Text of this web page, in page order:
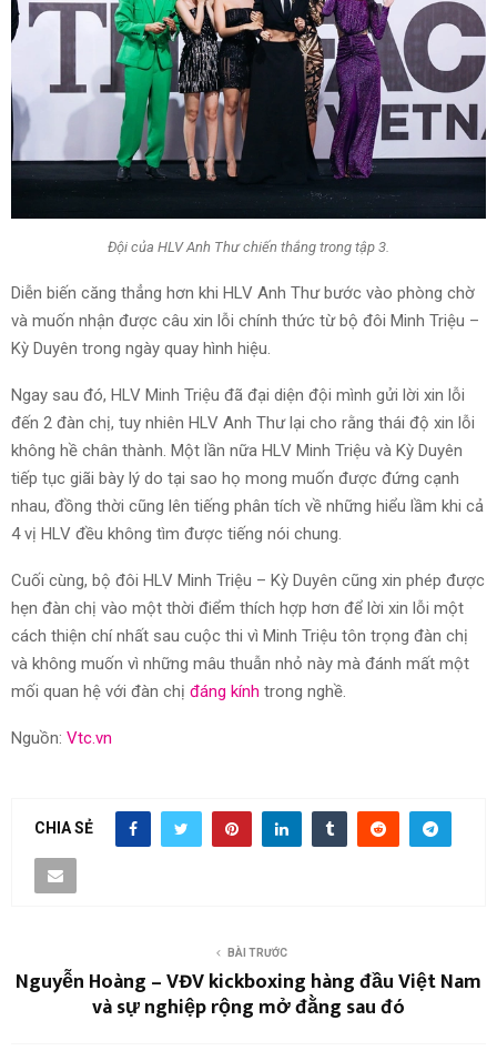
Đội của HLV Anh Thư chiến thắng trong tập 3.
Diễn biến căng thẳng hơn khi HLV Anh Thư bước vào phòng chờ
và muốn nhận được câu xin lỗi chính thức từ bộ đôi Minh Triệu –
Kỳ Duyên trong ngày quay hình hiệu.
Ngay sau đó, HLV Minh Triệu đã đại diện đội mình gửi lời xin lỗi
đến 2 đàn chị, tuy nhiên HLV Anh Thư lại cho rằng thái độ xin lỗi
không hề chân thành. Một lần nữa HLV Minh Triệu và Kỳ Duyên
tiếp tục giãi bày lý do tại sao họ mong muốn được đứng cạnh
nhau, đồng thời cũng lên tiếng phân tích về những hiểu lầm khi cả
4 vị HLV đều không tìm được tiếng nói chung.
Cuối cùng, bộ đôi HLV Minh Triệu – Kỳ Duyên cũng xin phép được
hẹn đàn chị vào một thời điểm thích hợp hơn để lời xin lỗi một
cách thiện chí nhất sau cuộc thi vì Minh Triệu tôn trọng đàn chị
và không muốn vì những mâu thuẫn nhỏ này mà đánh mất một
mối quan hệ với đàn chị đáng kính trong nghề.
Nguồn: Vtc.vn
CHIA SẺ
BÀI TRƯỚC
Nguyễn Hoàng – VĐV kickboxing hàng đầu Việt Nam
và sự nghiệp rộng mở đằng sau đó